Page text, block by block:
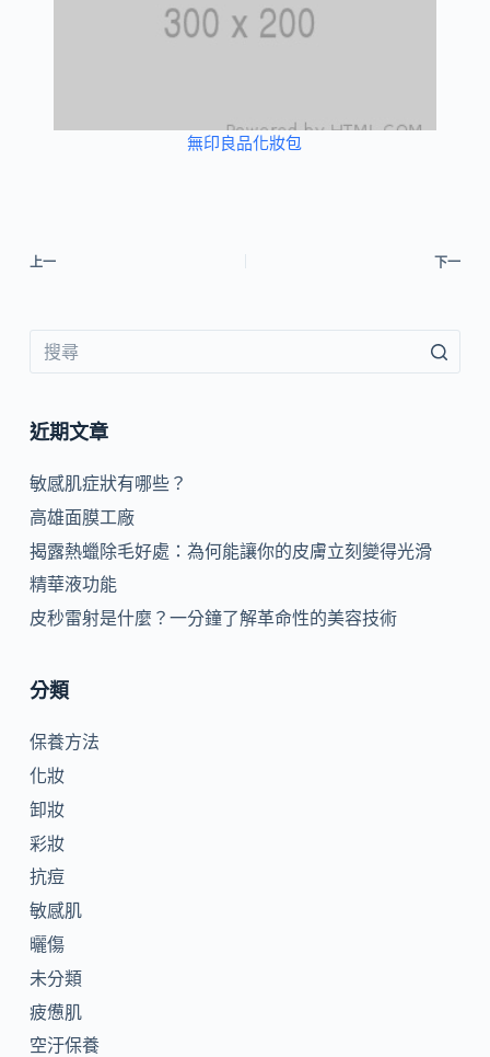
無印良品化妝包
上一 下一
近期文章
敏感肌症狀有哪些？
高雄面膜工廠
揭露熱蠟除毛好處：為何能讓你的皮膚立刻變得光滑
精華液功能
皮秒雷射是什麼？一分鐘了解革命性的美容技術
分類
保養方法
化妝
卸妝
彩妝
抗痘
敏感肌
曬傷
未分類
疲憊肌
空汙保養